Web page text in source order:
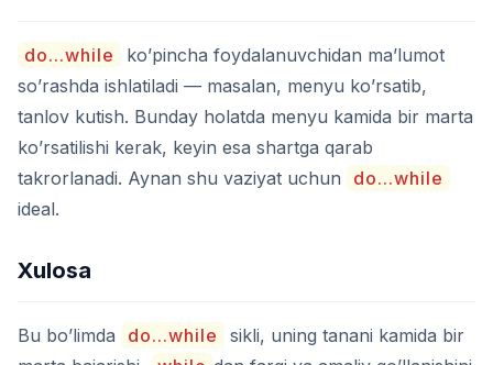
do...while
ko’pincha foydalanuvchidan ma’lumot
so’rashda ishlatiladi — masalan, menyu ko’rsatib,
tanlov kutish. Bunday holatda menyu kamida bir marta
ko’rsatilishi kerak, keyin esa shartga qarab
takrorlanadi. Aynan shu vaziyat uchun
do...while
ideal.
Xulosa
Bu bo’limda do...while
sikli, uning tanani kamida bir